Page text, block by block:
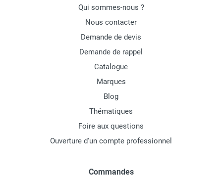
Qui sommes-nous ?
Nous contacter
Demande de devis
Demande de rappel
Catalogue
Marques
Blog
Thématiques
Foire aux questions
Ouverture d'un compte professionnel
Commandes